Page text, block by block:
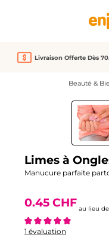
Livraison Offerte Dès
Beauté &
Ignorer la galerie
Réduction
Limes à
Manucure parfaite
0.45 CHF au lieu de
Note moyenne de 5 sur
1 évaluation